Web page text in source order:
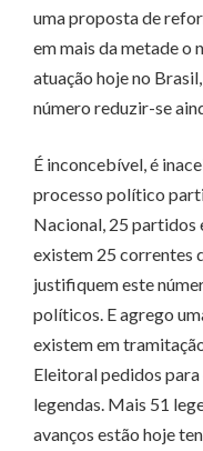
uma proposta de
em mais da metade o
atuação hoje no
número reduzir-se
É inconcebível, é
processo político
Nacional, 25 partidos
existem 25 correntes
justifiquem este
políticos. E agrego
existem em
Eleitoral pedidos para
legendas. Mais 51
avanços estão hoje